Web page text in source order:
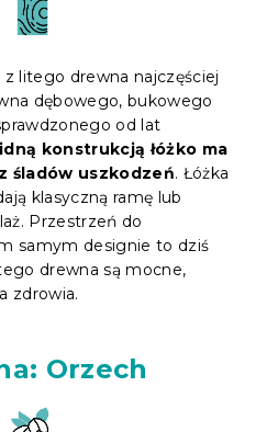
z litego drewna najczęściej
dębowego, bukowego
od lat
konstrukcją łóżko ma
śladów uszkodzeń. Łóżka
klasyczną ramę lub
Przestrzeń do
samym designie to dziś
drewna są mocne,
zdrowia.
Orzech